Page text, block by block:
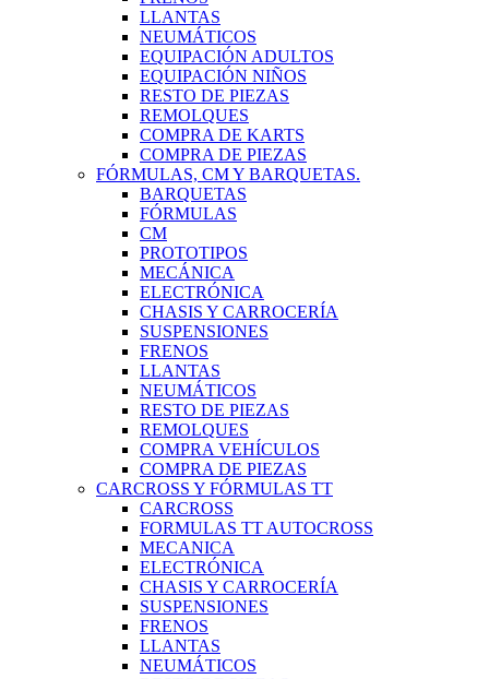
LLANTAS
NEUMÁTICOS
EQUIPACIÓN ADULTOS
EQUIPACIÓN NIÑOS
RESTO DE PIEZAS
REMOLQUES
COMPRA DE KARTS
COMPRA DE PIEZAS
FÓRMULAS, CM Y BARQUETAS.
BARQUETAS
FÓRMULAS
CM
PROTOTIPOS
MECÁNICA
ELECTRÓNICA
CHASIS Y CARROCERÍA
SUSPENSIONES
FRENOS
LLANTAS
NEUMÁTICOS
RESTO DE PIEZAS
REMOLQUES
COMPRA VEHÍCULOS
COMPRA DE PIEZAS
CARCROSS Y FÓRMULAS TT
CARCROSS
FORMULAS TT AUTOCROSS
MECANICA
ELECTRÓNICA
CHASIS Y CARROCERÍA
SUSPENSIONES
FRENOS
LLANTAS
NEUMÁTICOS